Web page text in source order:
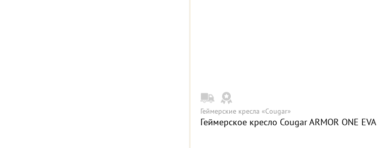
Геймерские кресла «Cougar»
Геймерское кресло Cougar ARMOR ONE EVA